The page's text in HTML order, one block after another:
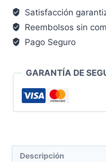
Pk2/c
cantidad
Satisfacción
Reembolsos sin
Pago Seguro
GARANTÍA DE
Descripción